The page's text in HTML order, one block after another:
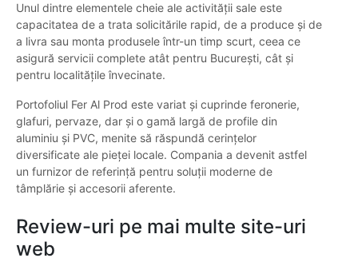
Unul dintre elementele cheie ale activității sale este
capacitatea de a trata solicitările rapid, de a produce și de
a livra sau monta produsele într-un timp scurt, ceea ce
asigură servicii complete atât pentru București, cât și
pentru localitățile învecinate.
Portofoliul Fer Al Prod este variat și cuprinde feronerie,
glafuri, pervaze, dar și o gamă largă de profile din
aluminiu și PVC, menite să răspundă cerințelor
diversificate ale pieței locale. Compania a devenit astfel
un furnizor de referință pentru soluții moderne de
tâmplărie și accesorii aferente.
Review-uri pe mai multe site-uri
web